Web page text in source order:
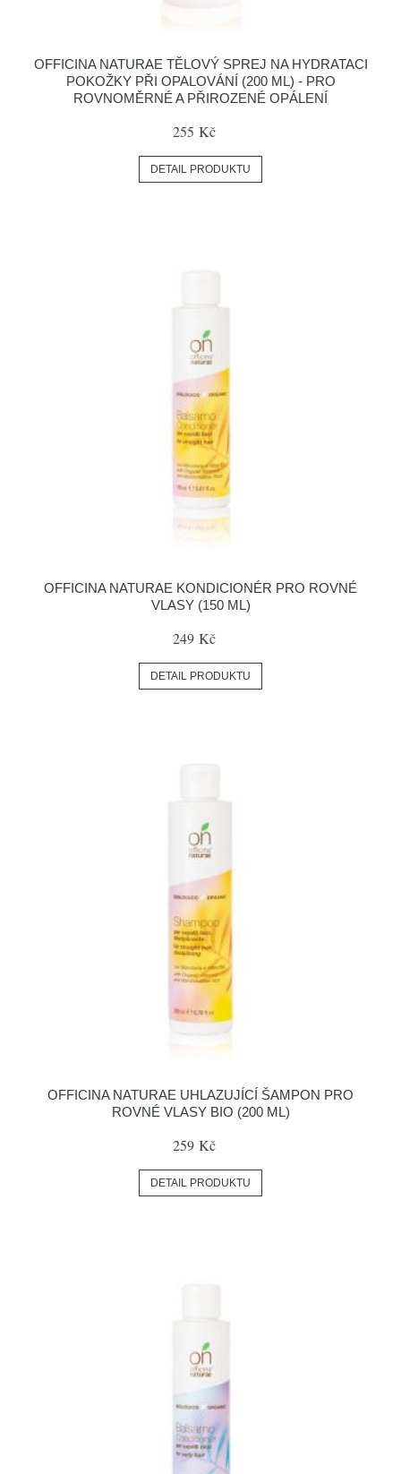
OFFICINA NATURAE TĚLOVÝ SPREJ NA HYDRATACI
POKOŽKY PŘI OPALOVÁNÍ (200 ML) - PRO
ROVNOMĚRNÉ A PŘIROZENÉ OPÁLENÍ
255 Kč
DETAIL PRODUKTU
OFFICINA NATURAE KONDICIONÉR PRO ROVNÉ
VLASY (150 ML)
249 Kč
DETAIL PRODUKTU
OFFICINA NATURAE UHLAZUJÍCÍ ŠAMPON PRO
ROVNÉ VLASY BIO (200 ML)
259 Kč
DETAIL PRODUKTU